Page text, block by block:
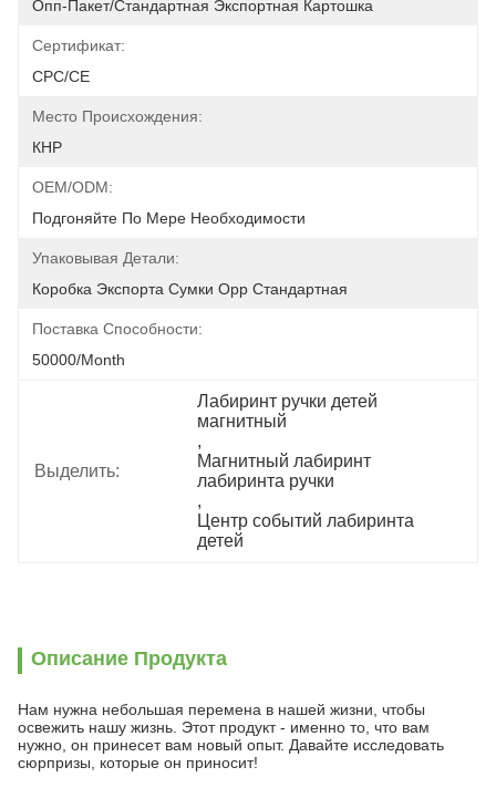
Опп-Пакет/стандартная Экспортная Картошка
Сертификат:
CPC/CE
Место Происхождения:
КНР
OEM/ODM:
Подгоняйте По Мере Необходимости
Упаковывая Детали:
Коробка Экспорта Сумки Opp Стандартная
Поставка Способности:
50000/month
Выделить:
Лабиринт ручки детей
магнитный
,
Магнитный лабиринт
лабиринта ручки
,
Центр событий лабиринта
детей
Описание Продукта
Нам нужна небольшая перемена в нашей жизни, чтобы
освежить нашу жизнь. Этот продукт - именно то, что вам
нужно, он принесет вам новый опыт. Давайте исследовать
сюрпризы, которые он приносит!